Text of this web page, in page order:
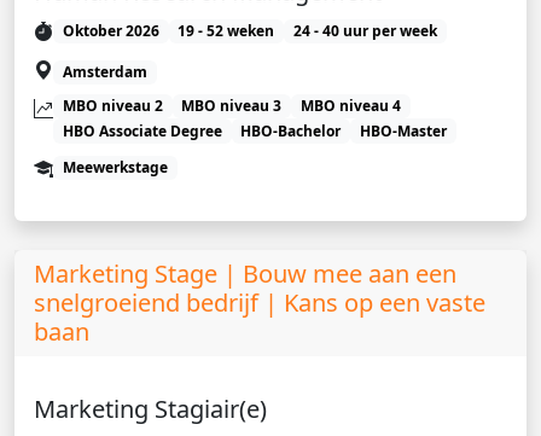
Oktober 2026 19 - 52 weken
24 - 40 uur per week
Amsterdam
MBO niveau 2
MBO niveau 3
MBO niveau 4
HBO Associate Degree
HBO-Bachelor
HBO-Master
Meewerkstage
Marketing Stage | Bouw mee aan een
snelgroeiend bedrijf | Kans op een vaste
baan
Marketing Stagiair(e)